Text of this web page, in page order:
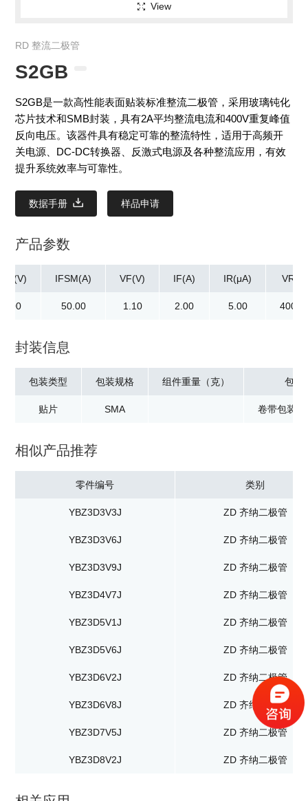
View
RD 整流二极管
S2GB
S2GB是一款高性能表面贴装标准整流二极管，采用玻璃钝化
芯片技术和SMB封装，具有2A平均整流电流和400V重复峰值
反向电压。该器件具有稳定可靠的整流特性，适用于高频开
关电源、DC-DC转换器、反激式电源及各种整流应用，有效
提升系统效率与可靠性。
数据手册 样品申请
产品参数
IFSM(A)
50.00
VF(V)
1.10
IF(A)
2.00
IR(μA)
5.00
VR(V)
封装信息
包装类型
贴片
包装规格
SMA
组件重量（克） 包装
卷带包装
相似产品推荐
零件编号 类别
YBZ3D3V3J ZD 齐纳二极管
YBZ3D3V6J ZD 齐纳二极管
YBZ3D3V9J ZD 齐纳二极管
YBZ3D4V7J ZD 齐纳二极管
YBZ3D5V1J ZD 齐纳二极管
YBZ3D5V6J ZD 齐纳二极管
YBZ3D6V2J ZD 齐纳二极管
YBZ3D6V8J ZD 齐纳二极管
YBZ3D7V5J ZD 齐纳二极管
YBZ3D8V2J ZD 齐纳二极管